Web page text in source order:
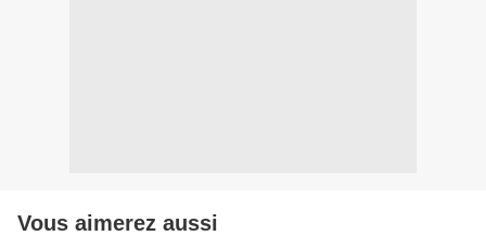
Vous aimerez aussi